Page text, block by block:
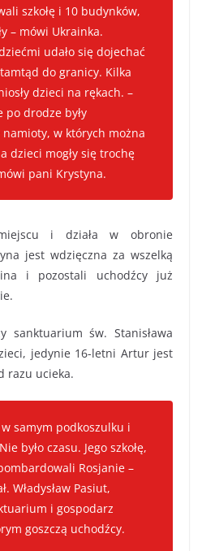
szkołę i 10 budynków,
– mówi Ukrainka.
udało się dojechać
do granicy. Kilka
dzieci na rękach. –
po drodze były
w których można
dzieci mogły się trochę
pani Krystyna.
i działa w obronie
jest wdzięczna za wszelką
i pozostali uchodźcy już
sanktuarium św. Stanisława
jedynie 16-letni Artur jest
razu ucieka.
w samym podkoszulku i
było czasu. Jego szkołę,
Rosjanie –
Władysław Pasiut,
i gospodarz
goszczą uchodźcy.